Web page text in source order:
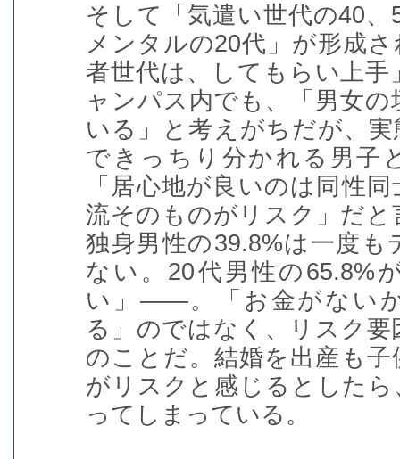
そして「気遣い世代の40、
メンタルの20代」が形成
者世代は、してもらい上
ャンパス内でも、「男女
いる」と考えがちだが、
できっちり分かれる男子
「居心地が良いのは同性
流そのものがリスク」だと
独身男性の39.8%は一度も
ない。 20代男性の65.8%
い」――。「お金がない
る」のではなく、リスク
のことだ。結婚を出産も
がリスクと感じるとした
ってしまっている。